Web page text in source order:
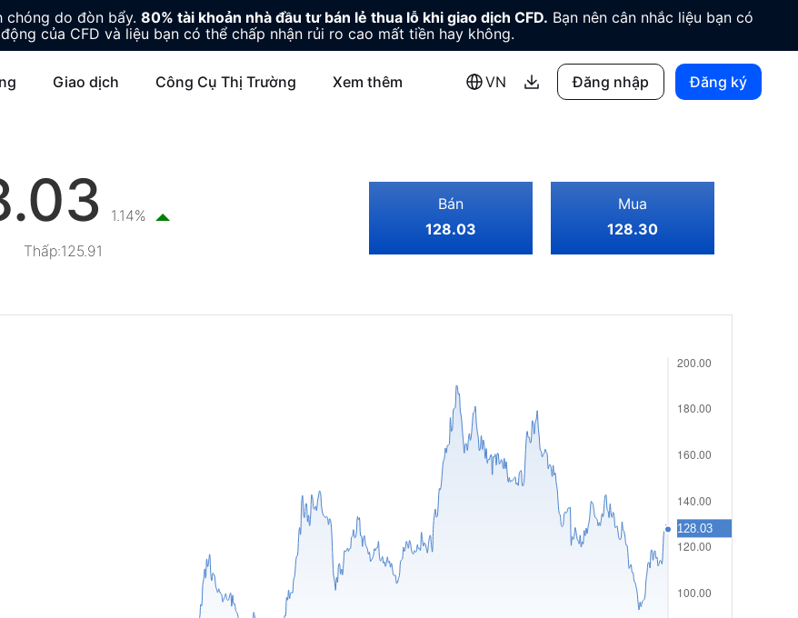
chóng do đòn bẩy. 80% tài khoản nhà đầu tư bán lẻ thua lỗ khi giao dịch CFD. Bạn nên cân nhắc liệu bạn có
của CFD và liệu bạn có thể chấp nhận rủi ro cao mất tiền hay không.
Giao dịch Công Cụ Thị Trường Xem thêm VN Đăng nhập Đăng ký
1.14%
Thấp:125.91
Bán
128.03
Mua
128.30